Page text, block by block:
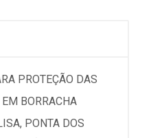
PROTEÇÃO DAS
BORRACHA
PONTA DOS